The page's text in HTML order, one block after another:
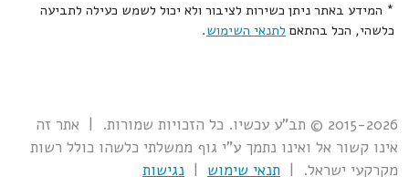
* המידע באתר ניתן כשירות לציבור ולא יכול לשמש כעילה לתביעה
כלשהי, הכל בהתאם לתנאי השימוש.
2015-2026 © תב"ע עכשיו. כל הזכויות שמורות. | אתר זה
אינו קשור אל ואינו נתמך ע"י גוף ממשלתי כלשהו כולל רשות
מקרקעי ישראל. | תנאי שימוש | נגישות